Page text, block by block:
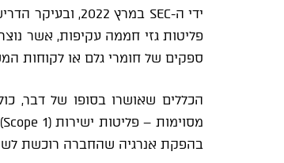
פליטות גזי חממה עקיפות, אשר
ספקים של חומרי גלם או לקוחות
הכללים שאושרו בסופו של דבר,
בהפקת אנרגיה שהחברה רוכשת